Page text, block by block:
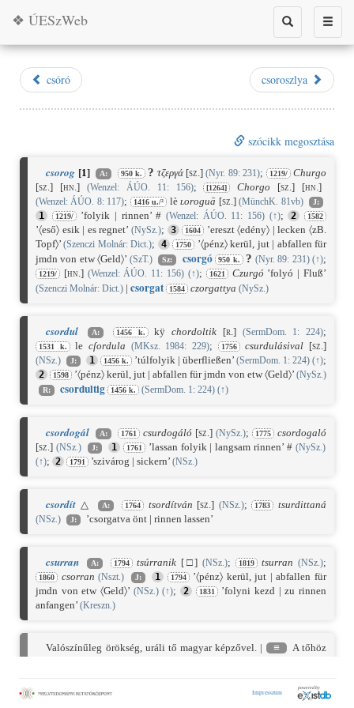
Toggle
Toggle
search
❖ ÚESzWeb
csóró csoroszlya
szócikk megosztása
csorog [1] A: 950 k. ? τζεργά[sz.] (Nyr. 89: 231); 1219/
Churgo
[sz.] [hn.] (Wenzel: ÁÚO. 11: 156); [1264] Chorgo [sz.] [hn.]
(Wenzel: ÁÚO. 8: 117); 1416 u./² lèʟoroguā [sz.] (MünchK. 81vb) J:
1 1219/ ’folyik | rinnen’ #(Wenzel: ÁÚO. 11: 156) (↑); 2 1582
’〈eső〉 esik | es regnet’ (NySz.); 3 1604
’ereszt 〈edény〉 | lecken 〈zB.
Topf〉’(Szenczi Molnár: Dict.); 4 1750
’〈pénz〉 kerül, jut | abfallen für
jmdn von etw 〈Geld〉’ (SzT.) Sz: csorgó 950 k. ? (Nyr. 89: 231) (↑);
1219/ [hn.] (Wenzel: ÁÚO. 11: 156) (↑); 1621 Czurgó ’folyó | Fluß’
(Szenczi Molnár: Dict.) | csorgat 1584 czorgattya (NySz.)
csordul A: 1456 k. kÿchordoltik [r.] (SermDom. 1: 224);
1531 k. lecſordula (MKsz. 1984: 229); 1756 csurdulásival [sz.]
(NSz.) J: 1 1456 k. ’túlfolyik | überfließen’ (SermDom. 1: 224) (↑);
2 1598 ’〈pénz〉 kerül, jut | abfallen für jmdn von etw 〈Geld〉’ (NySz.)
R: csordultig 1456 k. (SermDom. 1: 224) (↑)
csordogál A: 1761 csurdogáló [sz.] (NySz.); 1775
csordogaló
[sz.] (NSz.) J: 1 1761 ’lassan folyik | langsam rinnen’ #(NySz.)
(↑); 2 1791 ’szivárog | sickern’ (NSz.)
csordít △ A: 1764 tsordítván [sz.] (NSz.); 1783 tsurdittaná
(NSz.) J: ’csorgatva önt | rinnen lassen’
csurran A: 1794 tsúrranik [ □](NSz.); 1819 tsurran (NSz.);
1860 csorran (Nszt.) J: 1 1794 ’〈pénz〉 kerül, jut | abfallen für
jmdn von etw 〈Geld〉’ (NSz.) (↑); 2 1831 ’folyni kezd | zu rinnen
anfangen’ (Kreszn.)
Valószínűleg örökség, uráli tő magyar képzővel. | ≡
A tőhöz
’csörgedezik ‹patak›’; szelk.
’csöpög, folyik’; kam.šɯr-
A végződések